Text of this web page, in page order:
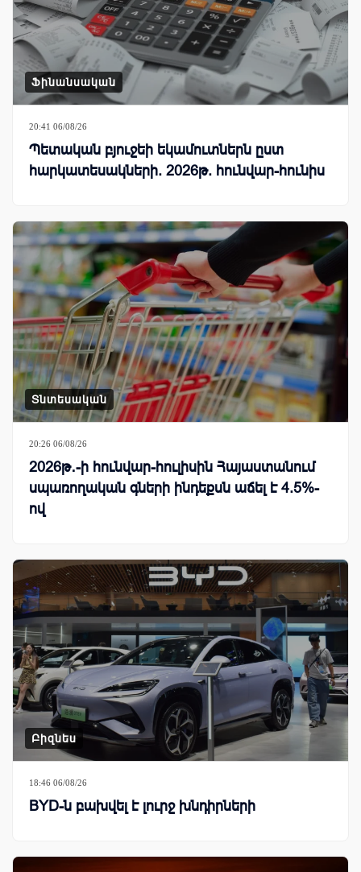
Ֆինանսական
20:41 06/08/26
Պետական բյուջեի եկամուտներն ըստ
հարկատեսակների. 2026թ. հունվար-հունիս
Տնտեսական
20:26 06/08/26
2026թ․-ի հունվար-հուլիսին Հայաստանում
սպառողական գների ինդեքսն աճել է 4.5%-
ով
Բիզնես
18:46 06/08/26
BYD-ն բախվել է լուրջ խնդիրների